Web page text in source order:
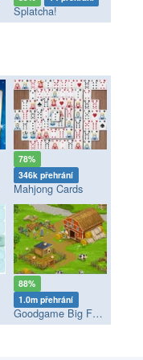
Splatcha!
78%
346k přehrání
Mahjong Cards
88%
1.0m přehrání
Goodgame Big Farm